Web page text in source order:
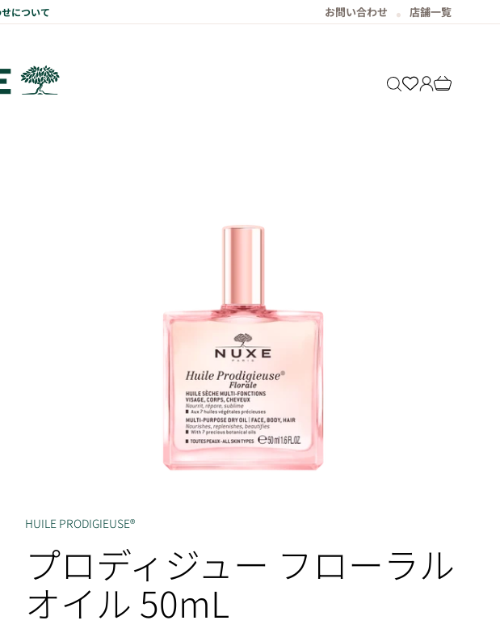
について お問い合わせ 店舗一覧
Translation missing:
Translation
Translation
HUILE PRODIGIEUSE®
プロディジュー フローラル
オイル 50mL